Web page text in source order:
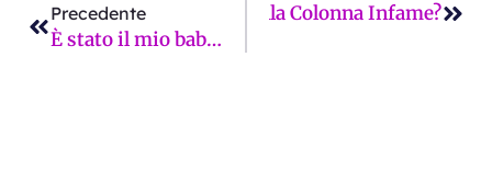
Precedente
È stato il mio babbo
& pelli. Atto VIII: Storia della Colonna Infame?